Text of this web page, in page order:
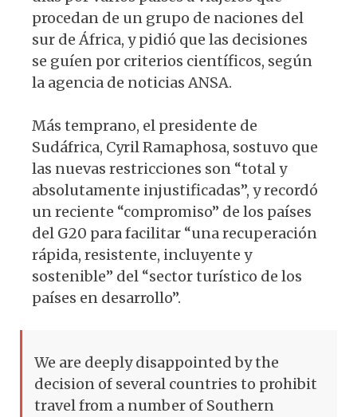
procedan de un grupo de naciones del
sur de África, y pidió que las decisiones
se guíen por criterios científicos, según
la agencia de noticias ANSA.
Más temprano, el presidente de
Sudáfrica, Cyril Ramaphosa, sostuvo que
las nuevas restricciones son “total y
absolutamente injustificadas”, y recordó
un reciente “compromiso” de los países
del G20 para facilitar “una recuperación
rápida, resistente, incluyente y
sostenible” del “sector turístico de los
países en desarrollo”.
We are deeply disappointed by the
decision of several countries to prohibit
travel from a number of Southern